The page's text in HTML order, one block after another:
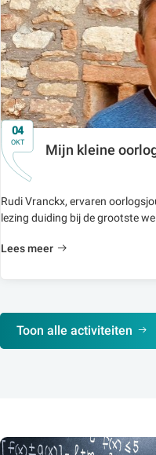
04
OKT
Mijn kleine
Rudi Vranckx, ervaren
lezing duiding bij de grootste
Lees meer
Toon alle activiteiten